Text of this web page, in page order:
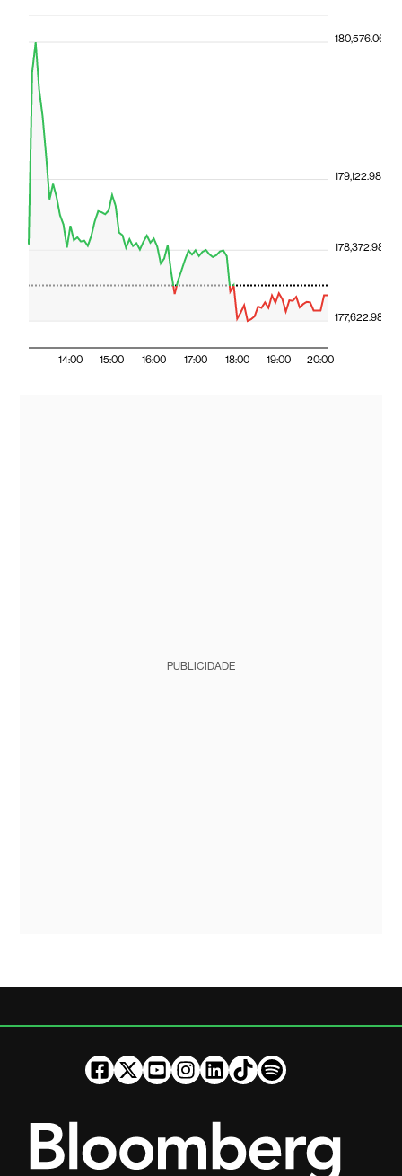
14:00 15:00 16:00 17:00 18:00 19:00 20:00
177,622.98
178,372.98
179,122.98
180,576.06
PUBLICIDADE